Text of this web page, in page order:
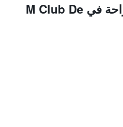
المزايا ووسائل الراحة في M Club De